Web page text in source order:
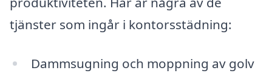
tjänster som ingår i kontorsstädning:
Dammsugning och moppning av golv